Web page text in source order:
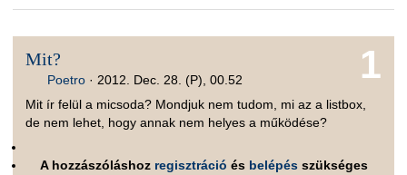
1
Mit?
Poetro · 2012. Dec. 28. (P), 00.52
Mit ír felül a micsoda? Mondjuk nem tudom, mi az a listbox,
de nem lehet, hogy annak nem helyes a működése?
A hozzászóláshoz regisztráció és belépés szükséges